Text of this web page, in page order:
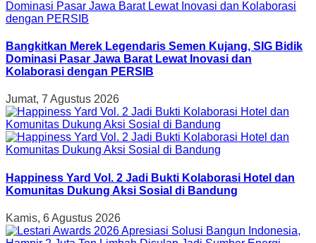
Bangkitkan Merek Legendaris Semen Kujang, SIG Bidik
Dominasi Pasar Jawa Barat Lewat Inovasi dan
Kolaborasi dengan PERSIB
Jumat, 7 Agustus 2026
Happiness Yard Vol. 2 Jadi Bukti Kolaborasi Hotel dan
Komunitas Dukung Aksi Sosial di Bandung
Kamis, 6 Agustus 2026